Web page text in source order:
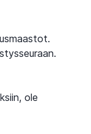
ole